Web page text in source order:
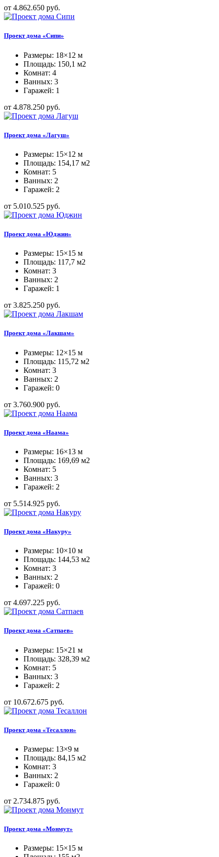
от 4.862.650 руб.
Проект дома «Сипи»
Размеры: 18×12 м
Площадь: 150,1 м2
Комнат: 4
Ванных: 3
Гаражей: 1
от 4.878.250 руб.
Проект дома «Лагуш»
Размеры: 15×12 м
Площадь: 154,17 м2
Комнат: 5
Ванных: 2
Гаражей: 2
от 5.010.525 руб.
Проект дома «Юджин»
Размеры: 15×15 м
Площадь: 117,7 м2
Комнат: 3
Ванных: 2
Гаражей: 1
от 3.825.250 руб.
Проект дома «Лакшам»
Размеры: 12×15 м
Площадь: 115,72 м2
Комнат: 3
Ванных: 2
Гаражей: 0
от 3.760.900 руб.
Проект дома «Наама»
Размеры: 16×13 м
Площадь: 169,69 м2
Комнат: 5
Ванных: 3
Гаражей: 2
от 5.514.925 руб.
Проект дома «Накуру»
Размеры: 10×10 м
Площадь: 144,53 м2
Комнат: 3
Ванных: 2
Гаражей: 0
от 4.697.225 руб.
Проект дома «Сатпаев»
Размеры: 15×21 м
Площадь: 328,39 м2
Комнат: 5
Ванных: 3
Гаражей: 2
от 10.672.675 руб.
Проект дома «Тесаллон»
Размеры: 13×9 м
Площадь: 84,15 м2
Комнат: 3
Ванных: 2
Гаражей: 0
от 2.734.875 руб.
Проект дома «Монмут»
Размеры: 15×15 м